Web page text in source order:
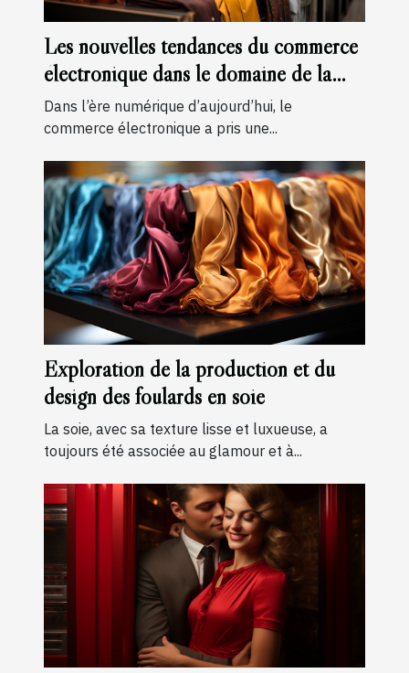
Les nouvelles tendances du commerce
électronique dans le domaine de la
mode masculine
Dans l’ère numérique d’aujourd’hui, le
commerce électronique a pris une...
Exploration de la production et du
design des foulards en soie
La soie, avec sa texture lisse et luxueuse, a
toujours été associée au glamour et à...